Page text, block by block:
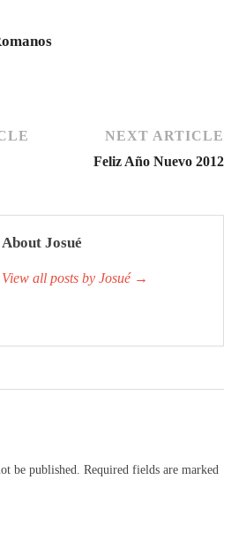
NEXT ARTICLE
Feliz Año Nuevo 2012
About Josué
View all posts by Josué →
be published. Required fields are marked